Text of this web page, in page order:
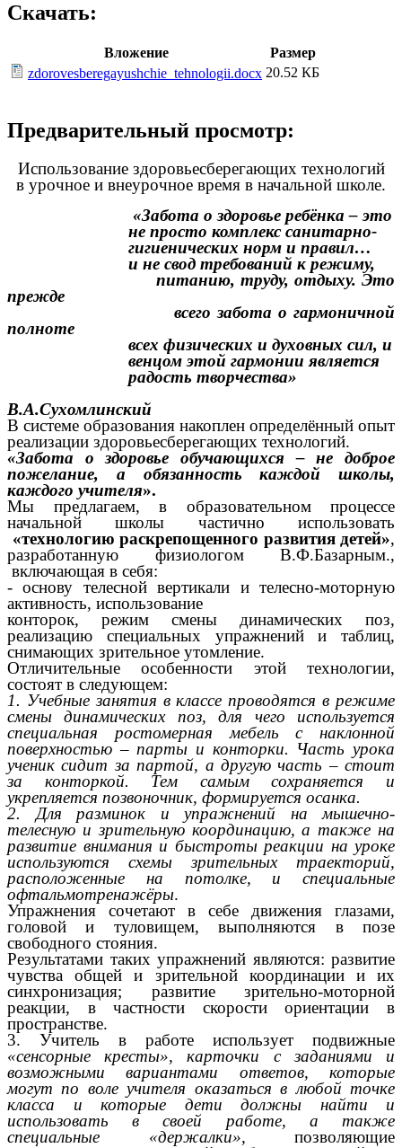
Скачать:
Вложение
Размер
zdorovesberegayushchie_tehnologii.docx 20.52 КБ
Предварительный просмотр:
Использование здоровьесберегающих технологий
в урочное и внеурочное время в начальной школе.
«Забота о здоровье ребёнка – это
не просто комплекс санитарно-
гигиенических норм и правил…
и не свод требований к режиму,
питанию, труду, отдыху. Это
прежде
всего забота о гармоничной
полноте
всех физических и духовных сил, и
венцом этой гармонии является
радость творчества»
В.А.Сухомлинский
В системе образования накоплен определённый опыт
реализации здоровьесберегающих технологий.
«Забота о здоровье обучающихся – не доброе
пожелание, а обязанность каждой школы,
каждого учителя».
Мы предлагаем, в образовательном процессе
начальной школы частично использовать
«технологию раскрепощенного развития детей»,
разработанную физиологом В.Ф.Базарным.,
включающая в себя:
- основу телесной вертикали и телесно-моторную
активность, использование
конторок, режим смены динамических поз,
реализацию специальных упражнений и таблиц,
снимающих зрительное утомление.
Отличительные особенности этой технологии,
состоят в следующем:
1. Учебные занятия в классе проводятся в режиме
смены динамических поз, для чего используется
специальная ростомерная мебель с наклонной
поверхностью – парты и конторки. Часть урока
ученик сидит за партой, а другую часть – стоит
за конторкой. Тем самым сохраняется и
укрепляется позвоночник, формируется осанка.
2. Для разминок и упражнений на мышечно-
телесную и зрительную координацию, а также на
развитие внимания и быстроты реакции на уроке
используются схемы зрительных траекторий,
расположенные на потолке, и специальные
офтальмотренажёры.
Упражнения сочетают в себе движения глазами,
головой и туловищем, выполняются в позе
свободного стояния.
Результатами таких упражнений являются: развитие
чувства общей и зрительной координации и их
синхронизация; развитие зрительно-моторной
реакции, в частности скорости ориентации в
пространстве.
3. Учитель в работе использует подвижные
«сенсорные кресты», карточки с заданиями и
возможными вариантами ответов, которые
могут по воле учителя оказаться в любой точке
класса и которые дети должны найти и
использовать в своей работе, а также
специальные «держалки», позволяющие